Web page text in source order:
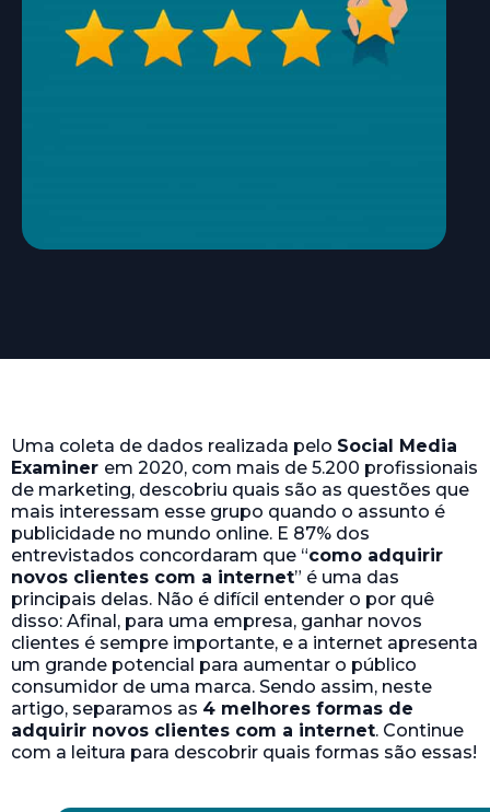
Uma coleta de dados realizada pelo Social Media
Examiner em 2020, com mais de 5.200 profissionais
de marketing, descobriu quais são as questões que
mais interessam esse grupo quando o assunto é
publicidade no mundo online. E 87% dos
entrevistados concordaram que “como adquirir
novos clientes com a internet” é uma das
principais delas. Não é difícil entender o por quê
disso: Afinal, para uma empresa, ganhar novos
clientes é sempre importante, e a internet apresenta
um grande potencial para aumentar o público
consumidor de uma marca. Sendo assim, neste
artigo, separamos as 4 melhores formas de
adquirir novos clientes com a internet. Continue
com a leitura para descobrir quais formas são essas!